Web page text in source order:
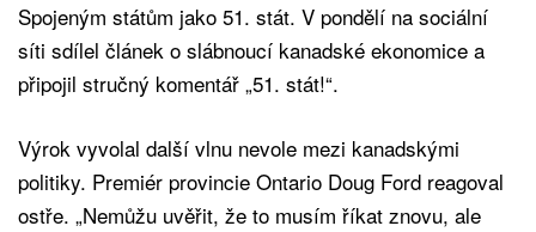
Spojeným státům jako 51. stát. V pondělí na sociální
síti sdílel článek o slábnoucí kanadské ekonomice a
připojil stručný komentář „51. stát!“.
Výrok vyvolal další vlnu nevole mezi kanadskými
politiky. Premiér provincie Ontario Doug Ford reagoval
ostře. „Nemůžu uvěřit, že to musím říkat znovu, ale